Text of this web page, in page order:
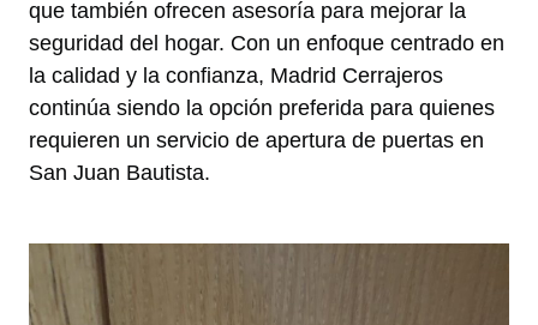
que también ofrecen asesoría para mejorar la
seguridad del hogar. Con un enfoque centrado en
la calidad y la confianza, Madrid Cerrajeros
continúa siendo la opción preferida para quienes
requieren un servicio de apertura de puertas en
San Juan Bautista.